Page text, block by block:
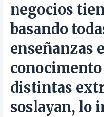
I
n
a
i
r
negocios
basando
enseñanzas
conocimento
distintas
soslayan, lo